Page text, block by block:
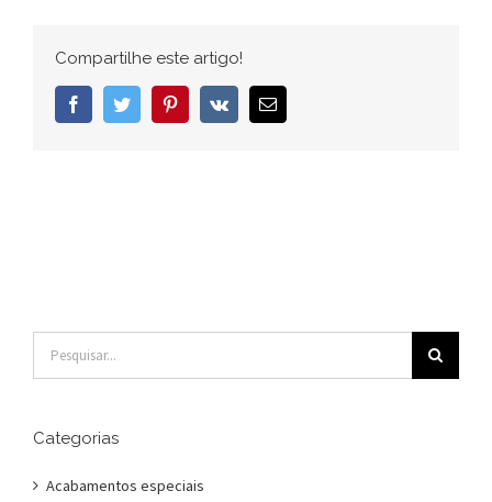
Compartilhe este artigo!
FacebookTwitter PinterestVk
E-
mail
resultados
Categorias
Acabamentos especiais